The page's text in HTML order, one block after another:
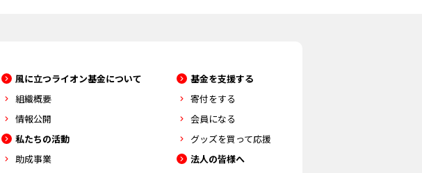
風に立つライオン基金について
組織概要
情報公開
私たちの活動
助成事業
基金を支援する
寄付をする
会員になる
グッズを買って応援
法人の皆様へ